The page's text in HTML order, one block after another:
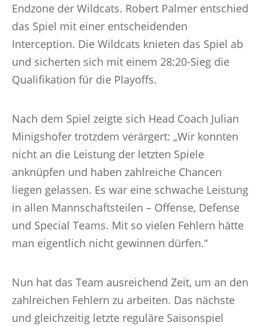
Endzone der Wildcats. Robert Palmer entschied
das Spiel mit einer entscheidenden
Interception. Die Wildcats knieten das Spiel ab
und sicherten sich mit einem 28:20-Sieg die
Qualifikation für die Playoffs.
Nach dem Spiel zeigte sich Head Coach Julian
Minigshofer trotzdem verärgert: „Wir konnten
nicht an die Leistung der letzten Spiele
anknüpfen und haben zahlreiche Chancen
liegen gelassen. Es war eine schwache Leistung
in allen Mannschaftsteilen – Offense, Defense
und Special Teams. Mit so vielen Fehlern hätte
man eigentlich nicht gewinnen dürfen.“
Nun hat das Team ausreichend Zeit, um an den
zahlreichen Fehlern zu arbeiten. Das nächste
und gleichzeitig letzte reguläre Saisonspiel